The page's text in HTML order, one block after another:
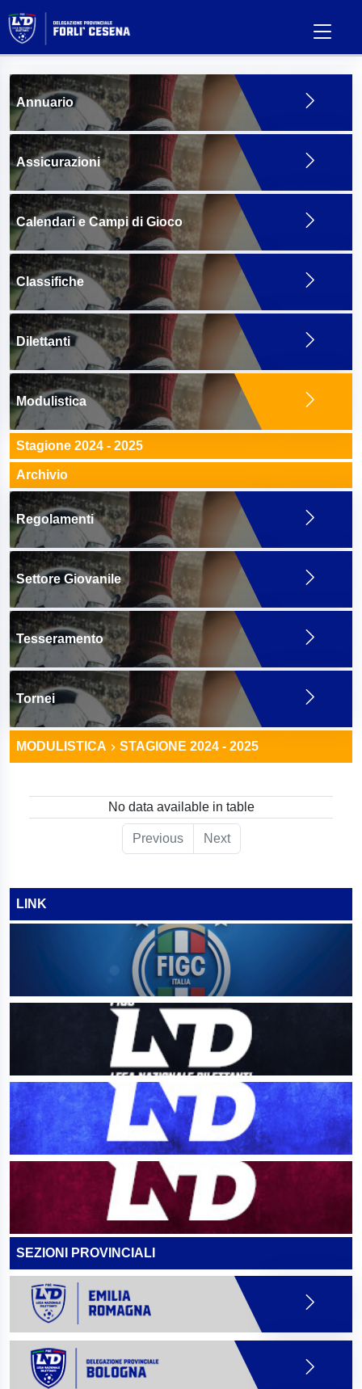
Annuario
Assicurazioni
Calendari e Campi di Gioco
Classifiche
Dilettanti
Modulistica
Stagione 2024 - 2025
Archivio
Regolamenti
Settore Giovanile
Tesseramento
Tornei
MODULISTICA STAGIONE 2024 - 2025
No data available in table
Previous Next
LINK
SEZIONI PROVINCIALI